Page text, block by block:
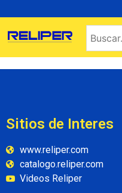
Sitios de Interes
www.reliper.com
catalogo.reliper.com
Videos Reliper